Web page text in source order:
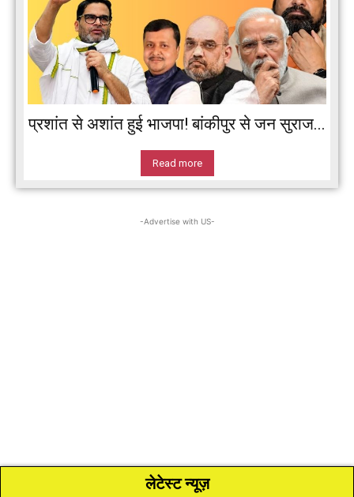
प्रशांत से अशांत हुई भाजपा! बांकीपुर से जन सुराज...
Read more
-Advertise with US-
लेटेस्ट न्यूज़